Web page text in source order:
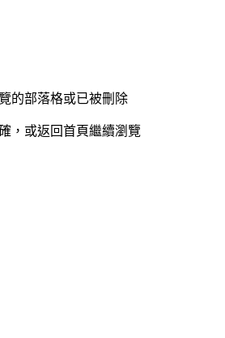
的部落格或已被刪除
，或返回首頁繼續瀏覽